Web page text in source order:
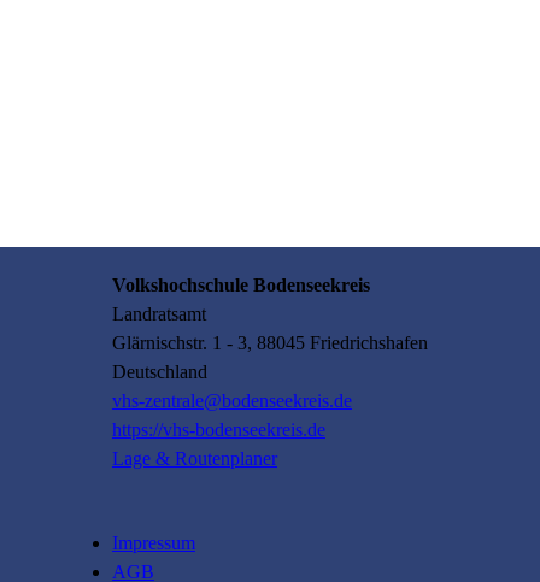
Volkshochschule Bodenseekreis
Landratsamt
Glärnischstr. 1 - 3, 88045 Friedrichshafen
Deutschland
vhs-zentrale@bodenseekreis.de
https://vhs-bodenseekreis.de
Lage & Routenplaner
Impressum
AGB